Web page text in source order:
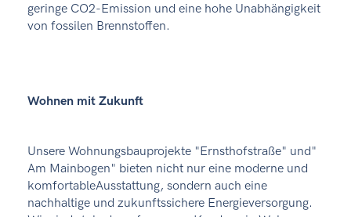
geringe CO2-Emission und eine hohe Unabhängigkeit
von fossilen Brennstoffen.
Wohnen mit Zukunft
Unsere Wohnungsbauprojekte "Ernsthofstraße" und"
Am Mainbogen" bieten nicht nur eine moderne und
komfortableAusstattung, sondern auch eine
nachhaltige und zukunftssichere Energieversorgung.